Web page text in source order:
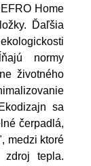
Home
Ďaľšia
normy
životného
sa
čerpadlá,
medzi ktoré
zdroj tepla.